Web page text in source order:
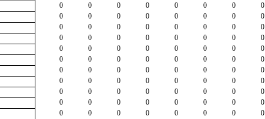
0 0 0 0 0 0 0 0
0 0 0 0 0 0 0 0
0 0 0 0 0 0 0 0
0 0 0 0 0 0 0 0
0 0 0 0 0 0 0 0
0 0 0 0 0 0 0 0
0 0 0 0 0 0 0 0
0 0 0 0 0 0 0 0
0 0 0 0 0 0 0 0
0 0 0 0 0 0 0 0
0 0 0 0 0 0 0 0